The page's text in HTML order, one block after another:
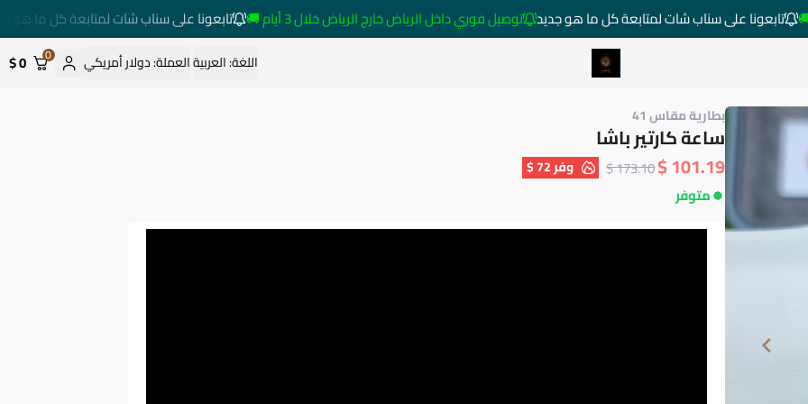
تابعونا على سناب شات لمتابعة كل ما هو جديد توصيل فوري داخل الرياض خارج الرياض خلال 3 أيام 🚚 تابعونا على سناب شات لمتابعة كل ما هو
متجر ساعات رومانس اللغة:العربيةالعملة:دولار أمريكي 0
0 $
بطارية مقاس 41
ساعة كارتير باشا
101.19 $
173.10 $ وفر72 $
متوفر